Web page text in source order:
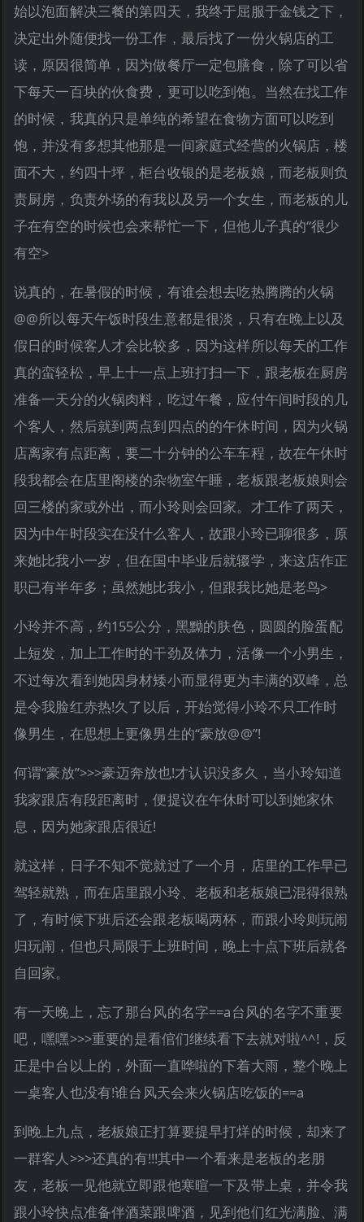
始以泡面解决三餐的第四天，我终于屈服于金钱之下，
决定出外随便找一份工作，最后找了一份火锅店的工
读，原因很简单，因为做餐厅一定包膳食，除了可以省
下每天一百块的伙食费，更可以吃到饱。当然在找工作
的时候，我真的只是单纯的希望在食物方面可以吃到
饱，并没有多想其他那是一间家庭式经营的火锅店，楼
面不大，约四十坪，柜台收银的是老板娘，而老板则负
责厨房，负责外场的有我以及另一个女生，而老板的儿
子在有空的时候也会来帮忙一下，但他儿子真的“很少
有空>
说真的，在暑假的时候，有谁会想去吃热腾腾的火锅
@@所以每天午饭时段生意都是很淡，只有在晚上以及
假日的时候客人才会比较多，因为这样所以每天的工作
真的蛮轻松，早上十一点上班打扫一下，跟老板在厨房
准备一天分的火锅肉料，吃过午餐，应付午间时段的几
个客人，然后就到两点到四点的的午休时间，因为火锅
店离家有点距离，要二十分钟的公车车程，故在午休时
段我都会在店里阁楼的杂物室午睡，老板跟老板娘则会
回三楼的家或外出，而小玲则会回家。才工作了两天，
因为中午时段实在没什么客人，故跟小玲已聊很多，原
来她比我小一岁，但在国中毕业后就辍学，来这店作正
职已有半年多；虽然她比我小，但跟我比她是老鸟>
小玲并不高，约155公分，黑黝的肤色，圆圆的脸蛋配
上短发，加上工作时的干劲及体力，活像一个小男生，
不过每次看到她因身材矮小而显得更为丰满的双峰，总
是令我脸红赤热!久了以后，开始觉得小玲不只工作时
像男生，在思想上更像男生的“豪放@@”!
何谓“豪放”>>>豪迈奔放也!才认识没多久，当小玲知道
我家跟店有段距离时，便提议在午休时可以到她家休
息，因为她家跟店很近!
就这样，日子不知不觉就过了一个月，店里的工作早已
驾轻就熟，而在店里跟小玲、老板和老板娘已混得很熟
了，有时候下班后还会跟老板喝两杯，而跟小玲则玩闹
归玩闹，但也只局限于上班时间，晚上十点下班后就各
自回家。
有一天晚上，忘了那台风的名字==a台风的名字不重要
吧，嘿嘿>>>重要的是看倌们继续看下去就对啦^^!，反
正是中台以上的，外面一直哗啦的下着大雨，整个晚上
一桌客人也没有!谁台风天会来火锅店吃饭的==a
到晚上九点，老板娘正打算要提早打烊的时候，却来了
一群客人>>>还真的有!!!其中一个看来是老板的老朋
友，老板一见他就立即跟他寒暄一下及带上桌，并令我
跟小玲快点准备伴酒菜跟啤酒，见到他们红光满脸、满